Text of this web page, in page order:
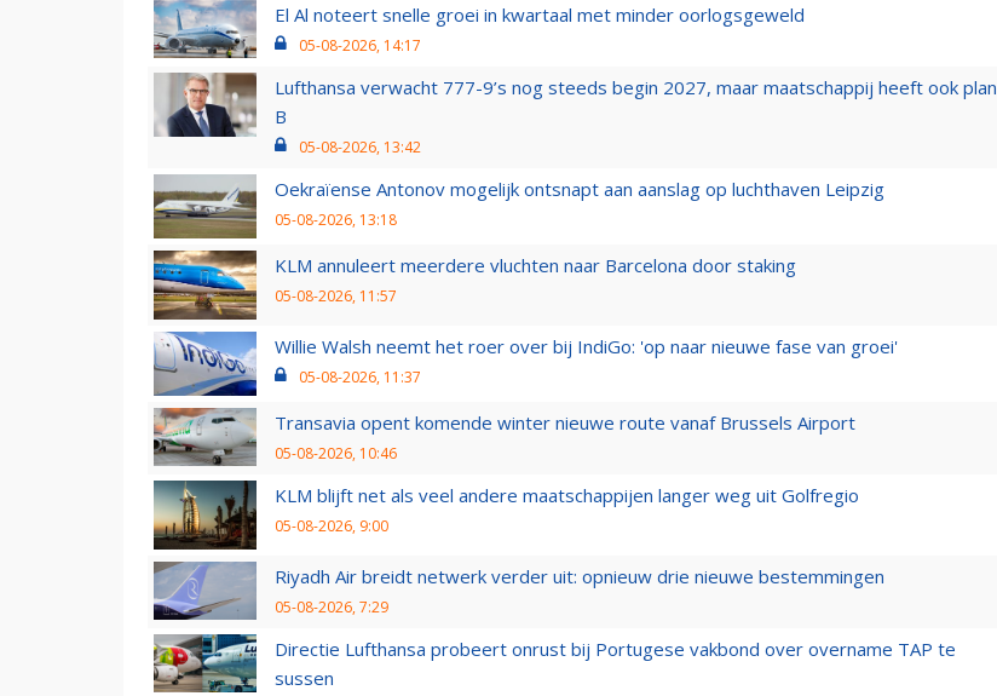
El Al noteert snelle groei in kwartaal met minder oorlogsgeweld
05-08-2026, 14:17
Lufthansa verwacht 777-9’s nog steeds begin 2027, maar maatschappij heeft ook plan
B
05-08-2026, 13:42
Oekraïense Antonov mogelijk ontsnapt aan aanslag op luchthaven Leipzig
05-08-2026, 13:18
KLM annuleert meerdere vluchten naar Barcelona door staking
05-08-2026, 11:57
Willie Walsh neemt het roer over bij IndiGo: 'op naar nieuwe fase van groei'
05-08-2026, 11:37
Transavia opent komende winter nieuwe route vanaf Brussels Airport
05-08-2026, 10:46
KLM blijft net als veel andere maatschappijen langer weg uit Golfregio
05-08-2026, 9:00
Riyadh Air breidt netwerk verder uit: opnieuw drie nieuwe bestemmingen
05-08-2026, 7:29
Directie Lufthansa probeert onrust bij Portugese vakbond over overname TAP te
sussen